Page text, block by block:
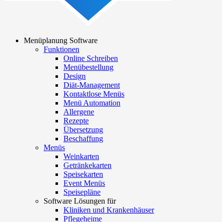
navigation
Menüplanung Software
Funktionen
Online Schreiben
Menübestellung
Design
Diät-Management
Kontaktlose Menüs
Menü Automation
Allergene
Rezepte
Übersetzung
Beschaffung
Menüs
Weinkarten
Getränkekarten
Speisekarten
Event Menüs
Speisepläne
Software Lösungen für
Kliniken und Krankenhäuser
Pflegeheime